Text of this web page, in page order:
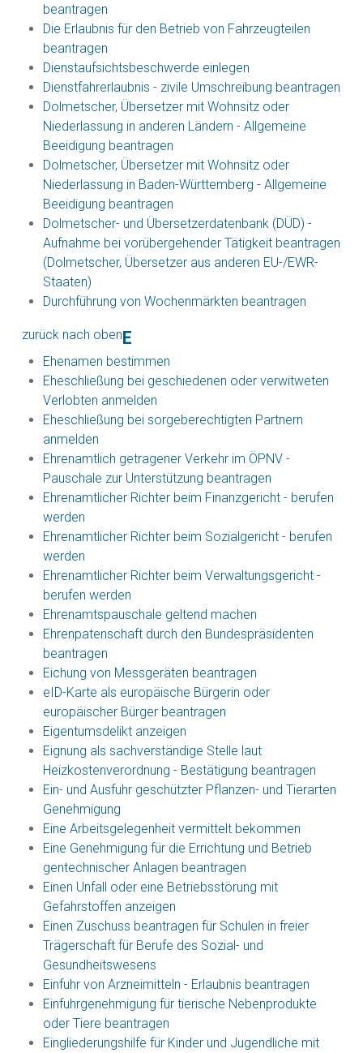
beantragen
Die Erlaubnis für den Betrieb von Fahrzeugteilen
beantragen
Dienstaufsichtsbeschwerde einlegen
Dienstfahrerlaubnis - zivile Umschreibung beantragen
Dolmetscher, Übersetzer mit Wohnsitz oder
Niederlassung in anderen Ländern - Allgemeine
Beeidigung beantragen
Dolmetscher, Übersetzer mit Wohnsitz oder
Niederlassung in Baden-Württemberg - Allgemeine
Beeidigung beantragen
Dolmetscher- und Übersetzerdatenbank (DÜD) -
Aufnahme bei vorübergehender Tätigkeit beantragen
(Dolmetscher, Übersetzer aus anderen EU-/EWR-
Staaten)
Durchführung von Wochenmärkten beantragen
zurück nach obenE
Ehenamen bestimmen
Eheschließung bei geschiedenen oder verwitweten
Verlobten anmelden
Eheschließung bei sorgeberechtigten Partnern
anmelden
Ehrenamtlich getragener Verkehr im ÖPNV -
Pauschale zur Unterstützung beantragen
Ehrenamtlicher Richter beim Finanzgericht - berufen
werden
Ehrenamtlicher Richter beim Sozialgericht - berufen
werden
Ehrenamtlicher Richter beim Verwaltungsgericht -
berufen werden
Ehrenamtspauschale geltend machen
Ehrenpatenschaft durch den Bundespräsidenten
beantragen
Eichung von Messgeräten beantragen
eID-Karte als europäische Bürgerin oder
europäischer Bürger beantragen
Eigentumsdelikt anzeigen
Eignung als sachverständige Stelle laut
Heizkostenverordnung - Bestätigung beantragen
Ein- und Ausfuhr geschützter Pflanzen- und Tierarten
Genehmigung
Eine Arbeitsgelegenheit vermittelt bekommen
Eine Genehmigung für die Errichtung und Betrieb
gentechnischer Anlagen beantragen
Einen Unfall oder eine Betriebsstörung mit
Gefahrstoffen anzeigen
Einen Zuschuss beantragen für Schulen in freier
Trägerschaft für Berufe des Sozial- und
Gesundheitswesens
Einfuhr von Arzneimitteln - Erlaubnis beantragen
Einfuhrgenehmigung für tierische Nebenprodukte
oder Tiere beantragen
Eingliederungshilfe für Kinder und Jugendliche mit